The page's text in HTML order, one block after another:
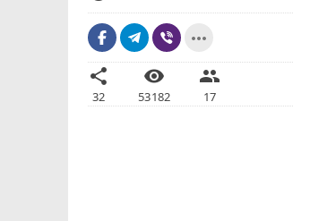
more_horiz
share
32
visibility
53182
people
17